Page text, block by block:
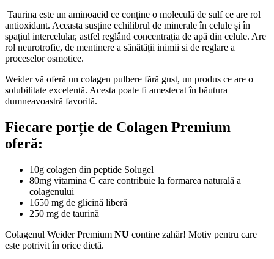
Taurina este un aminoacid ce conține o moleculă de sulf ce are rol
antioxidant. Aceasta susține echilibrul de minerale în celule și în
spațiul intercelular, astfel reglând concentrația de apă din celule. Are
rol neurotrofic, de mentinere a sănătății inimii si de reglare a
proceselor osmotice.
Weider vă oferă un colagen pulbere fără gust, un produs ce are o
solubilitate excelentă. Acesta poate fi amestecat în băutura
dumneavoastră favorită.
Fiecare porție de Colagen Premium
oferă:
10g colagen din peptide Solugel
80mg vitamina C care contribuie la formarea naturală a
colagenului
1650 mg de glicină liberă
250 mg de taurină
Colagenul Weider Premium NU contine zahăr! Motiv pentru care
este potrivit în orice dietă.